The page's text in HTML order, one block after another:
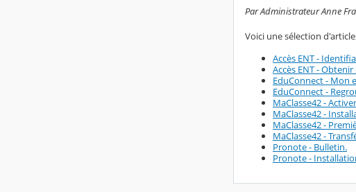
Par Administrateur Anne
Voici une sélection
Accès ENT -
Accès ENT -
EduConnect - Mon
EduConnect -
MaClasse42 -
MaClasse42 -
MaClasse42 -
MaClasse42 -
Pronote - Bulletin.
Pronote -